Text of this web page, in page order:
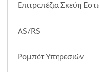
Επιτραπέζια Σκεύη
AS/RS
Ρομπότ Υπηρεσιών